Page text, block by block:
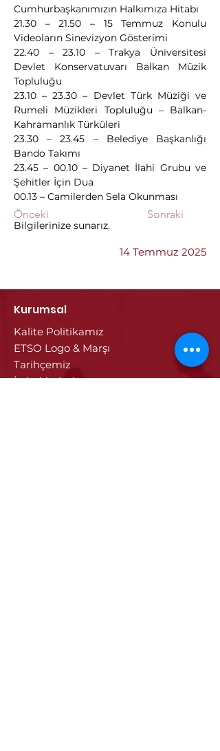
Önceki Sonraki
Cumhurbaşkanımızın Halkımıza Hitabı
21.30 – 21.50 – 15 Temmuz Konulu
Videoların Sinevizyon Gösterimi
22.40 – 23.10 – Trakya Üniversitesi
Devlet Konservatuvarı Balkan Müzik
Topluluğu
23.10 – 23.30 – Devlet Türk Müziği ve
Rumeli Müzikleri Topluluğu – Balkan-
Kahramanlık Türküleri
23.30 – 23.45 – Belediye Başkanlığı
Bando Takımı
23.45 – 00.10 – Diyanet İlahi Grubu ve
Şehitler İçin Dua
00.13 – Camilerden Sela Okunması
Bilgilerinize sunarız.
14 Temmuz 2025
Kurumsal
Kalite Politikamız
ETSO Logo & Marşı
Tarihçemiz
İştiraklerimiz